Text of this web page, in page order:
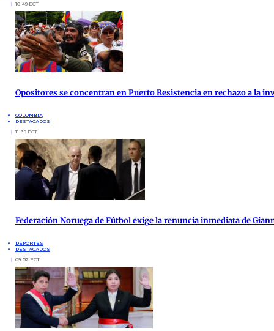
10:49 ECT
Opositores se concentran en Puerto Resistencia en rechazo a la
COLOMBIA
DESTACADOS
11:39 ECT
Federación Noruega de Fútbol exige la renuncia inmediata de
DEPORTES
DESTACADOS
09:52 ECT